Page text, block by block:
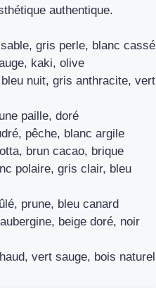
authentique.
gris perle, blanc cassé
kaki, olive
nuit, gris anthracite, vert
paille, doré
pêche, blanc argile
brun cacao, brique
polaire, gris clair, bleu
prune, bleu canard
beige doré, noir
vert sauge, bois naturel